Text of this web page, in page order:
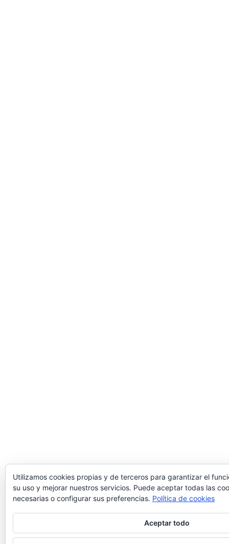
Utilizamos cookies propias y de terceros para garantizar el
su uso y mejorar nuestros servicios. Puede aceptar todas las
necesarias o configurar sus preferencias. Política de cookies
Aceptar todo